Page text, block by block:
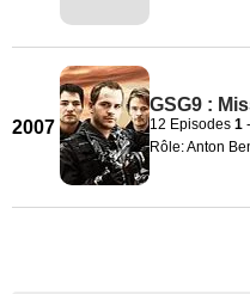
2007
GSG9 :
12 Episodes 1 -
Rôle: Anton